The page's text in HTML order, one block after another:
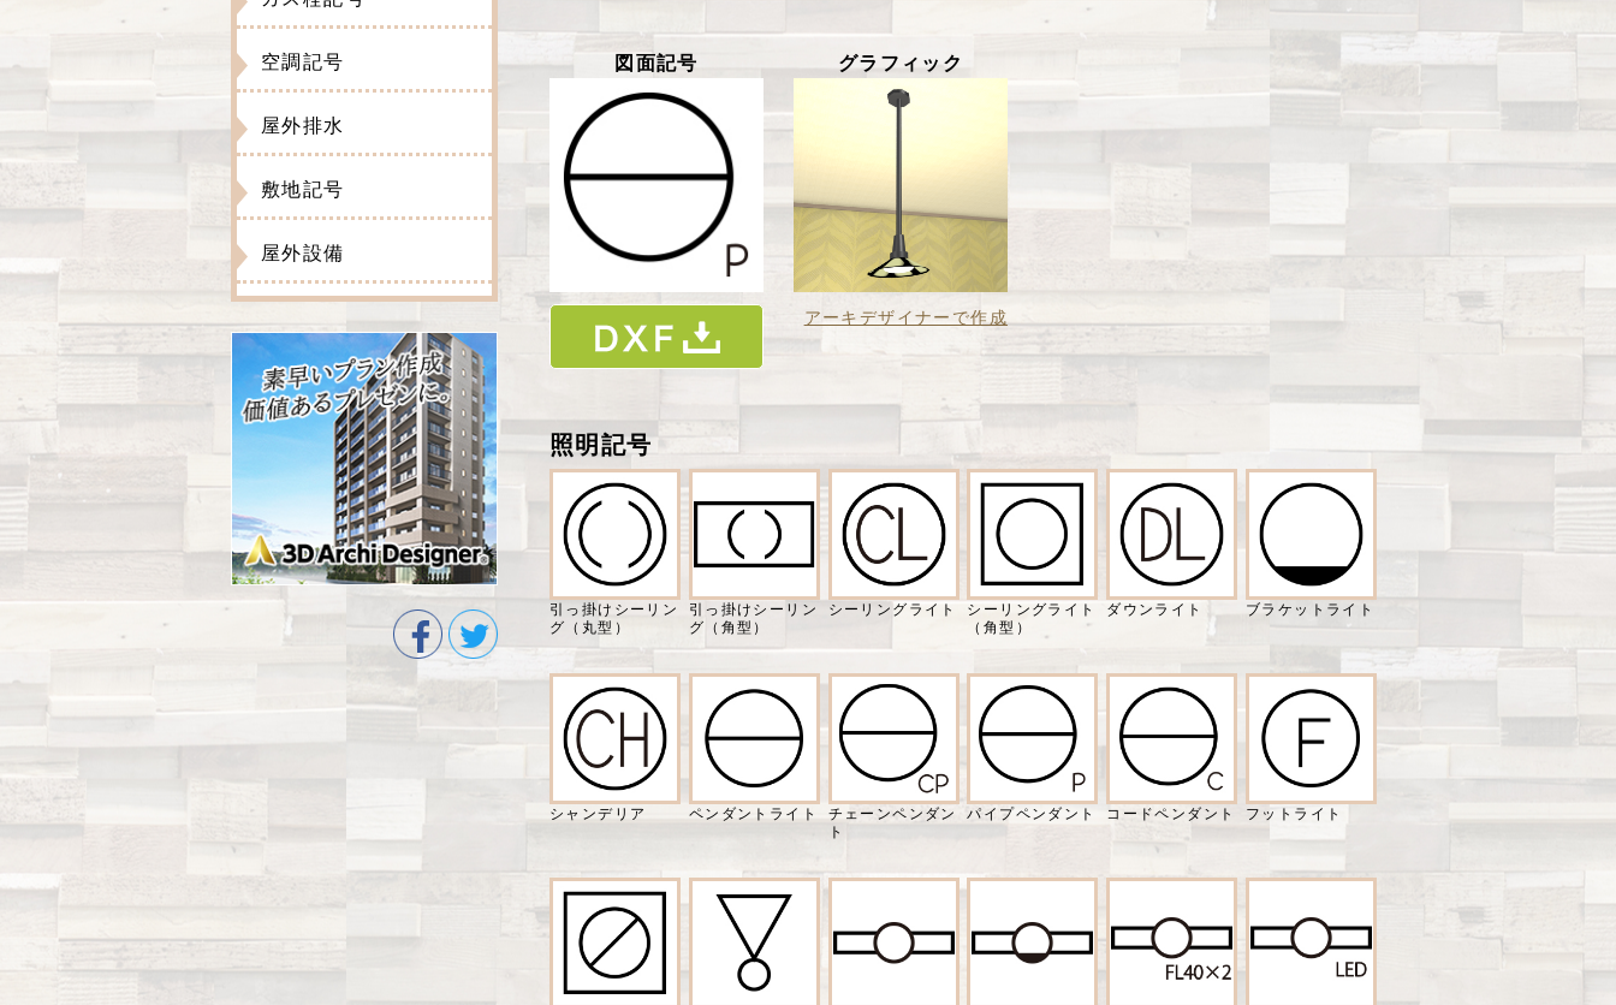
空調記号
屋外排水
敷地記号
屋外設備
図面記号 グラフィック
アーキデザイナーで作成
照明記号
引っ掛けシーリン
グ（丸型）
引っ掛けシーリン
グ（角型）
シーリングライト
シーリングライト
（角型）
ダウンライト ブラケットライト
シャンデリア ペンダントライト
チェーンペンダン
ト
パイプペンダント コードペンダント フットライト